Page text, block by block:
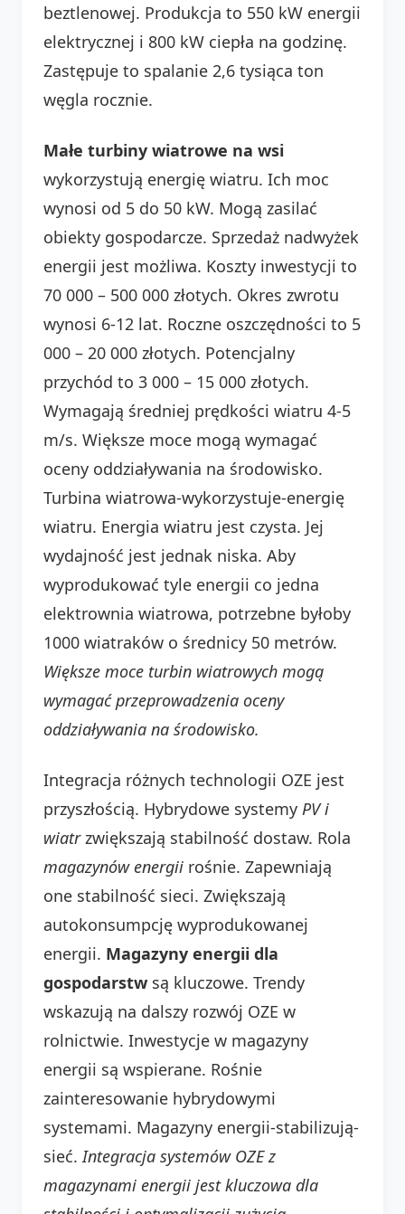
beztlenowej. Produkcja to 550 kW energii
elektrycznej i 800 kW ciepła na godzinę.
Zastępuje to spalanie 2,6 tysiąca ton
węgla rocznie.
Małe turbiny wiatrowe na wsi
wykorzystują energię wiatru. Ich moc
wynosi od 5 do 50 kW. Mogą zasilać
obiekty gospodarcze. Sprzedaż nadwyżek
energii jest możliwa. Koszty inwestycji to
70 000 – 500 000 złotych. Okres zwrotu
wynosi 6-12 lat. Roczne oszczędności to 5
000 – 20 000 złotych. Potencjalny
przychód to 3 000 – 15 000 złotych.
Wymagają średniej prędkości wiatru 4-5
m/s. Większe moce mogą wymagać
oceny oddziaływania na środowisko.
Turbina wiatrowa-wykorzystuje-energię
wiatru. Energia wiatru jest czysta. Jej
wydajność jest jednak niska. Aby
wyprodukować tyle energii co jedna
elektrownia wiatrowa, potrzebne byłoby
1000 wiatraków o średnicy 50 metrów.
Większe moce turbin wiatrowych mogą
wymagać przeprowadzenia oceny
oddziaływania na środowisko.
Integracja różnych technologii OZE jest
przyszłością. Hybrydowe systemy PV i
wiatrzwiększają stabilność dostaw. Rola
magazynów energii rośnie. Zapewniają
one stabilność sieci. Zwiększają
autokonsumpcję wyprodukowanej
energii. Magazyny energii dla
gospodarstw są kluczowe. Trendy
wskazują na dalszy rozwój OZE w
rolnictwie. Inwestycje w magazyny
energii są wspierane. Rośnie
zainteresowanie hybrydowymi
systemami. Magazyny energii-stabilizują-
sieć. Integracja systemów OZE z
magazynami energii jest kluczowa dla